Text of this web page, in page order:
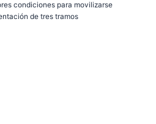
condiciones para movilizarse
de tres tramos